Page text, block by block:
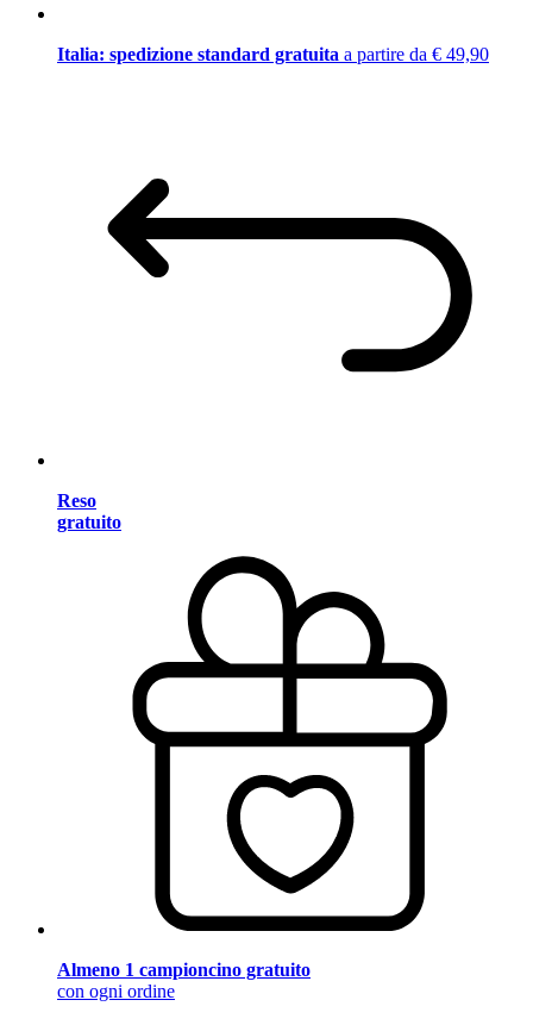
Italia: spedizione standard gratuita a partire da € 49,90
Reso
gratuito
Almeno 1 campioncino gratuito
con ogni ordine